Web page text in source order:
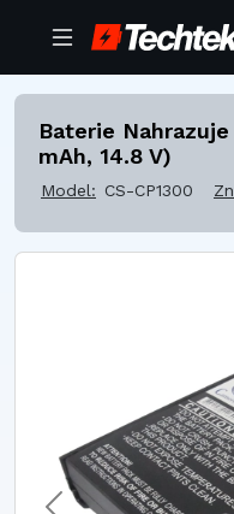
Baterie
mAh, 14.8 V)
Model: CS-CP1300